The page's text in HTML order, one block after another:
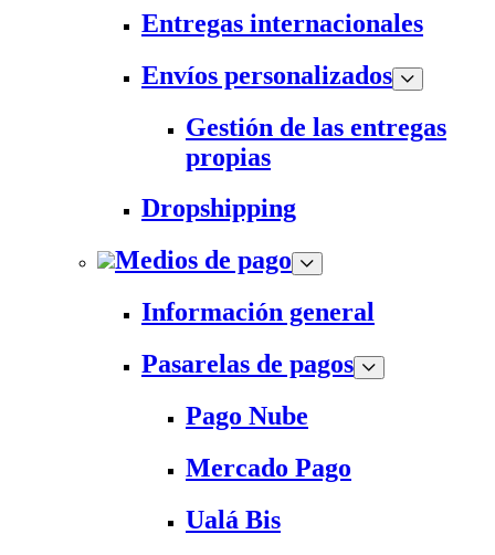
Entregas internacionales
Envíos personalizados
Gestión de las entregas
propias
Dropshipping
Medios de pago
Información general
Pasarelas de pagos
Pago Nube
Mercado Pago
Ualá Bis